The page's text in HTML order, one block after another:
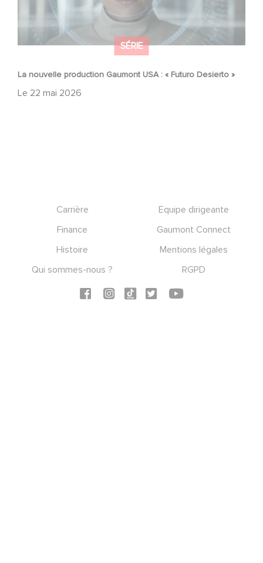
SÉRIE
La nouvelle production Gaumont USA : « Futuro Desierto »
Le 22 mai 2026
Carrière
Equipe dirigeante
Finance
Gaumont Connect
Histoire
Mentions légales
Qui sommes-nous ?
RGPD
Social icons